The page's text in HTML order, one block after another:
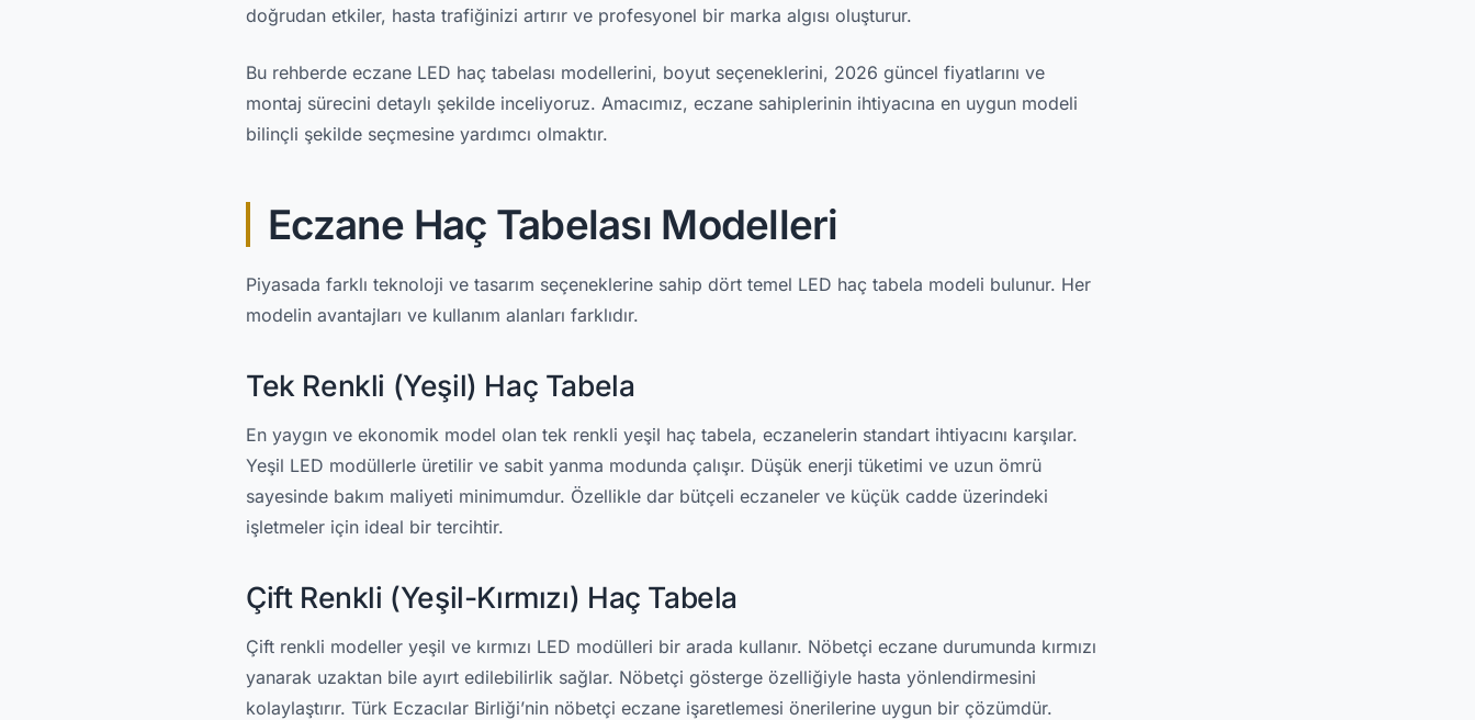
doğrudan etkiler, hasta trafiğinizi artırır ve profesyonel bir marka algısı oluşturur.
Bu rehberde eczane LED haç tabelası modellerini, boyut seçeneklerini, 2026 güncel fiyatlarını ve
montaj sürecini detaylı şekilde inceliyoruz. Amacımız, eczane sahiplerinin ihtiyacına en uygun modeli
bilinçli şekilde seçmesine yardımcı olmaktır.
Eczane Haç Tabelası Modelleri
Piyasada farklı teknoloji ve tasarım seçeneklerine sahip dört temel LED haç tabela modeli bulunur. Her
modelin avantajları ve kullanım alanları farklıdır.
Tek Renkli (Yeşil) Haç Tabela
En yaygın ve ekonomik model olan tek renkli yeşil haç tabela, eczanelerin standart ihtiyacını karşılar.
Yeşil LED modüllerle üretilir ve sabit yanma modunda çalışır. Düşük enerji tüketimi ve uzun ömrü
sayesinde bakım maliyeti minimumdur. Özellikle dar bütçeli eczaneler ve küçük cadde üzerindeki
işletmeler için ideal bir tercihtir.
Çift Renkli (Yeşil-Kırmızı) Haç Tabela
Çift renkli modeller yeşil ve kırmızı LED modülleri bir arada kullanır. Nöbetçi eczane durumunda kırmızı
yanarak uzaktan bile ayırt edilebilirlik sağlar. Nöbetçi gösterge özelliğiyle hasta yönlendirmesini
kolaylaştırır. Türk Eczacılar Birliği’nin nöbetçi eczane işaretlemesi önerilerine uygun bir çözümdür.